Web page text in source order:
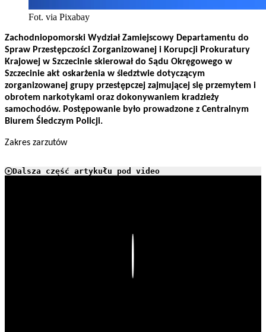
Fot. via Pixabay
Zachodniopomorski Wydział Zamiejscowy Departamentu do
Spraw Przestępczości Zorganizowanej i Korupcji Prokuratury
Krajowej w Szczecinie skierował do Sądu Okręgowego w
Szczecinie akt oskarżenia w śledztwie dotyczącym
zorganizowanej grupy przestępczej zajmującej się przemytem i
obrotem narkotykami oraz dokonywaniem kradzieży
samochodów. Postępowanie było prowadzone z Centralnym
Biurem Śledczym Policji.
Zakres zarzutów
Dalsza część artykułu pod video